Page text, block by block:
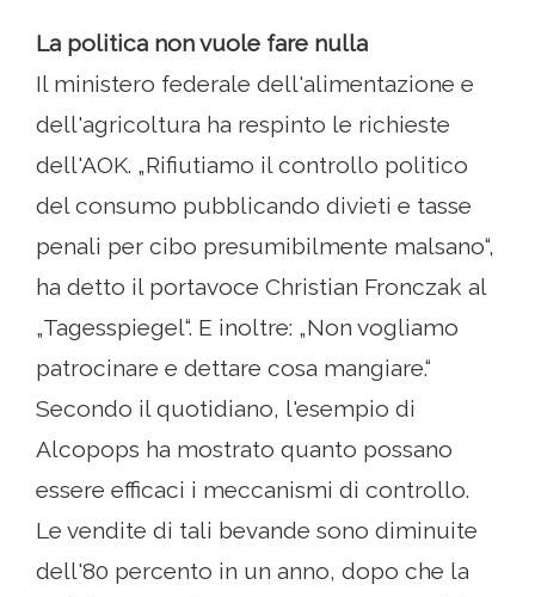
La politica non vuole fare nulla
Il ministero federale dell'alimentazione e
dell'agricoltura ha respinto le richieste
dell'AOK. „Rifiutiamo il controllo politico
del consumo pubblicando divieti e tasse
penali per cibo presumibilmente malsano“,
ha detto il portavoce Christian Fronczak al
„Tagesspiegel“. E inoltre: „Non vogliamo
patrocinare e dettare cosa mangiare.“
Secondo il quotidiano, l'esempio di
Alcopops ha mostrato quanto possano
essere efficaci i meccanismi di controllo.
Le vendite di tali bevande sono diminuite
dell'80 percento in un anno, dopo che la